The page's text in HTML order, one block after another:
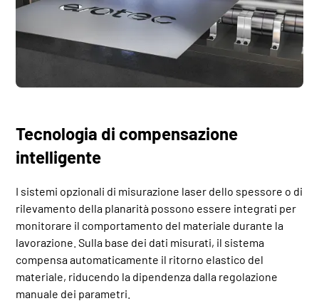
Tecnologia di compensazione
intelligente
I sistemi opzionali di misurazione laser dello spessore o di
rilevamento della planarità possono essere integrati per
monitorare il comportamento del materiale durante la
lavorazione. Sulla base dei dati misurati, il sistema
compensa automaticamente il ritorno elastico del
materiale, riducendo la dipendenza dalla regolazione
manuale dei parametri.